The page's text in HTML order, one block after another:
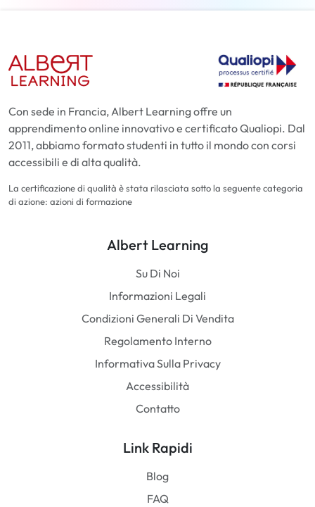
Con sede in Francia, Albert Learning offre un
apprendimento online innovativo e certificato Qualiopi. Dal
2011, abbiamo formato studenti in tutto il mondo con corsi
accessibili e di alta qualità.
La certificazione di qualità è stata rilasciata sotto la seguente categoria
di azione: azioni di formazione
Albert Learning
Su Di Noi
Informazioni Legali
Condizioni Generali Di Vendita
Regolamento Interno
Informativa Sulla Privacy
Accessibilità
Contatto
Link Rapidi
Blog
FAQ